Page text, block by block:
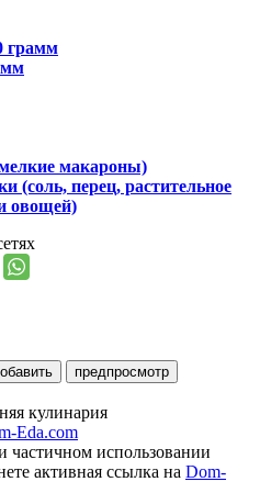
грамм
макароны)
(соль, перец, растительное
овощей)
предпросмотр
кулинария
Eda.com
использовании
активная ссылка на Dom-